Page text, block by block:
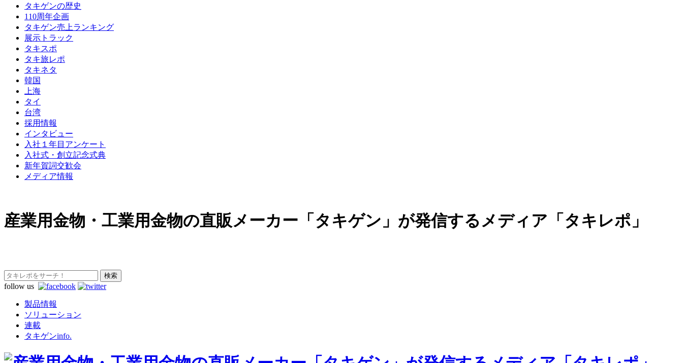
タキゲンの歴史
110周年企画
タキゲン売上ランキング
展示トラック
タキスポ
タキ旅レポ
タキネタ
韓国
上海
タイ
台湾
採用情報
インタビュー
入社１年目アンケート
入社式・創立記念式典
新年賀詞交歓会
メディア情報
産業用金物・工業用金物の直販メーカー「タキゲン」が発信するメディア「タキレポ」
follow us
製品情報
ソリューション
連載
タキゲンinfo.